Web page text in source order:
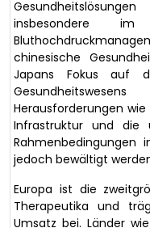
insbesondere
chinesische
Japans Fokus auf
Herausforderungen
Infrastruktur und die
Rahmenbedingungen
jedoch bewältigt
Europa ist die
Therapeutika und
Umsatz bei. Länder